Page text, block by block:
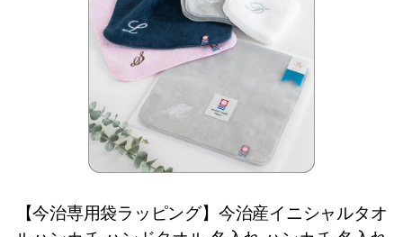
【今治専用袋ラッピング】今治産イニシャルタオ